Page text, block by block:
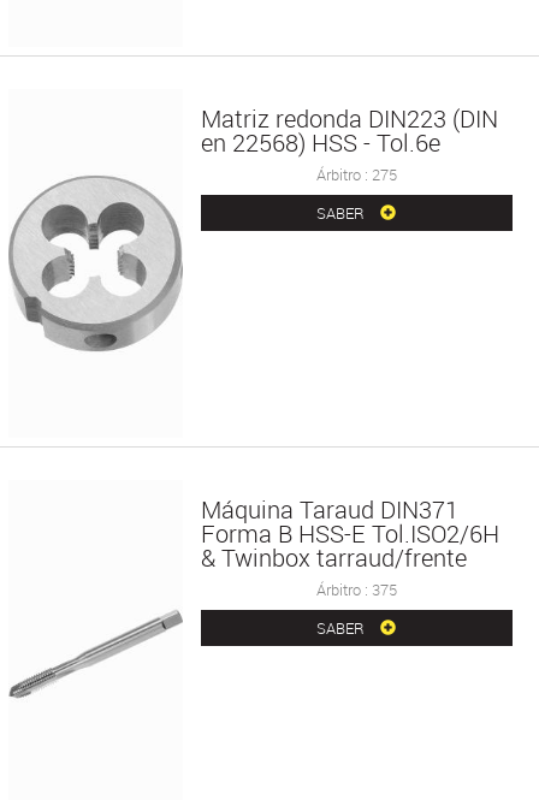
Matriz redonda DIN223 (DIN
en 22568) HSS - Tol.6e
Árbitro : 275
SABER
Máquina Taraud DIN371
Forma B HSS-E Tol.ISO2/6H
& Twinbox tarraud/frente
Árbitro : 375
SABER